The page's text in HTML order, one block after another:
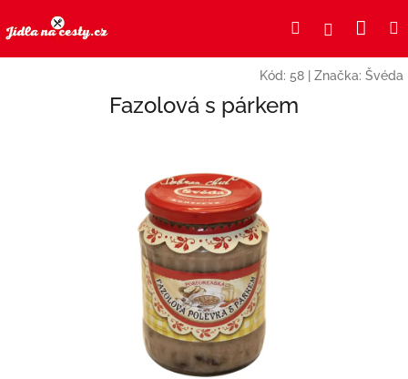
na
obsah
HledatPřihlášení
Kód: 58 Značka: Švéda
Fazolová s párkem